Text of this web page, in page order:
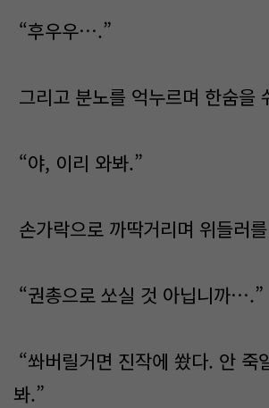
“후우우….”
그리고 분노를 억누르며 한숨을
“야, 이리 와봐.”
손가락으로 까딱거리며 위들러
“권총으로 쏘실 것 아닙니까….”
“쏴버릴거면 진작에 쐈다. 안 죽
봐.”